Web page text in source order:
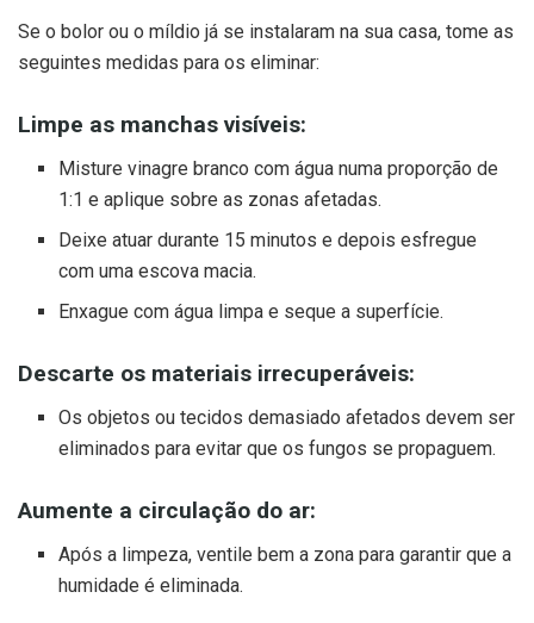
Se o bolor ou o míldio já se instalaram na sua casa, tome as
seguintes medidas para os eliminar:
Limpe as manchas visíveis:
Misture vinagre branco com água numa proporção de
1:1 e aplique sobre as zonas afetadas.
Deixe atuar durante 15 minutos e depois esfregue
com uma escova macia.
Enxague com água limpa e seque a superfície.
Descarte os materiais irrecuperáveis:
Os objetos ou tecidos demasiado afetados devem ser
eliminados para evitar que os fungos se propaguem.
Aumente a circulação do ar:
Após a limpeza, ventile bem a zona para garantir que a
humidade é eliminada.